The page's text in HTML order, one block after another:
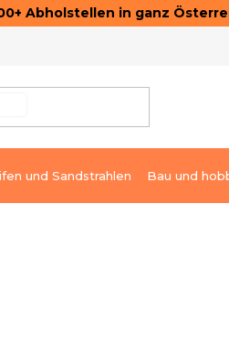
Abholstellen in ganz
und Sandstrahlen Bau und